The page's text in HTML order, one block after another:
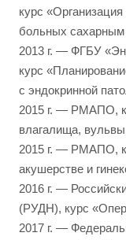
курс
больных сахарным
2013 г. — ФГБУ
курс
с эндокринной
2015 г. — РМАПО,
влагалища,
2015 г. — РМАПО,
акушерстве и
2016 г. —
(РУДН), курс
2017 г. —